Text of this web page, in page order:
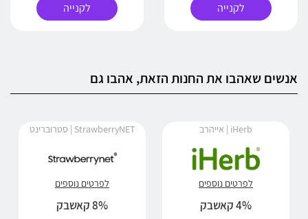
לקנייה לקנייה
אנשים שאהבו את החנות הזאת, אהבו גם
iHerb | אייהרב
לפרטים נוספים
4% קאשבק
StrawberryNET | סטרוברינט
לפרטים נוספים
8% קאשבק